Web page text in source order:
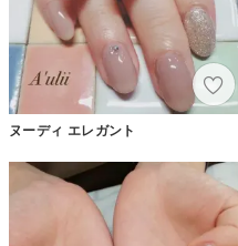
ヌーディ エレガント